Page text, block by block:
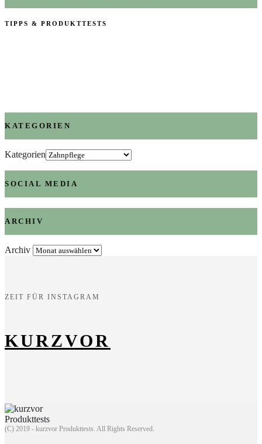
TIPPS & PRODUKTTESTS
KATEGORIEN
Kategorien
SOCIAL MEDIA
ARCHIV
Archiv
ZEIT FÜR INSTAGRAM
KURZVOR
(C) 2019 - kurzvor Produkttests. All Rights Reserved.